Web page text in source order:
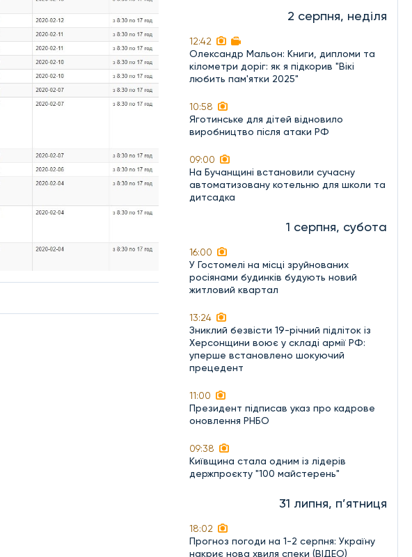
2 серпня, неділя
12:42
Олександр Мальон: Книги, дипломи та
кілометри доріг: як я підкорив "Вікі
любить пам'ятки 2025"
10:58
Яготинське для дітей відновило
виробництво після атаки РФ
09:00
На Бучанщині встановили сучасну
автоматизовану котельню для школи та
дитсадка
1 серпня, субота
16:00
У Гостомелі на місці зруйнованих
росіянами будинків будують новий
житловий квартал
13:24
Зниклий безвісти 19-річний підліток із
Херсонщини воює у складі армії РФ:
уперше встановлено шокуючий
прецедент
11:00
Президент підписав указ про кадрове
оновлення РНБО
09:38
Київщина стала одним із лідерів
держпроєкту "100 майстерень"
31 липня, п’ятниця
18:02
Прогноз погоди на 1-2 серпня: Україну
накриє нова хвиля спеки (ВІДЕО)